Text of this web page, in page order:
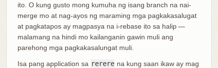
ito. O kung gusto mong kumuha ng isang branch na nai-
merge mo at nag-ayos ng maraming mga pagkakasalugat
at pagkatapos ay magpasya na i-rebase ito sa halip —
malamang na hindi mo kailanganin gawin muli ang
parehong mga pagkakasalungat muli.
Isa pang application sa rerere na kung saan ikaw ay mag